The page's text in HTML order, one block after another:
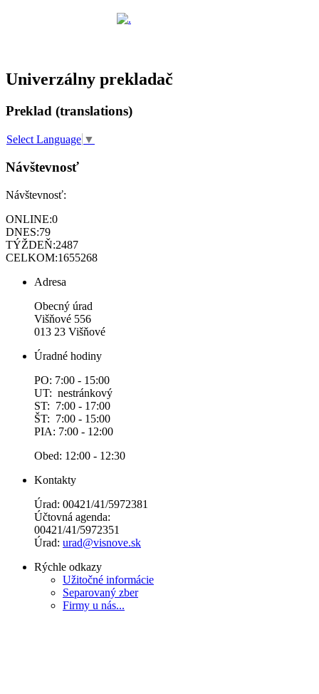
Univerzálny prekladač
Preklad (translations)
Select Language ▼
Návštevnosť
Návštevnosť:
ONLINE:0
DNES:79
TÝŽDEŇ:2487
CELKOM:1655268
Adresa
Obecný úrad
Višňové 556
013 23 Višňové
Úradné hodiny
PO: 7:00 - 15:00
UT: nestránkový
ST: 7:00 - 17:00
ŠT: 7:00 - 15:00
PIA: 7:00 - 12:00
Obed: 12:00 - 12:30
Kontakty
Úrad: 00421/41/5972381
Účtovná agenda:
00421/41/5972351
Úrad: urad@visnove.sk
Rýchle odkazy
Užitočné informácie
Separovaný zber
Firmy u nás...